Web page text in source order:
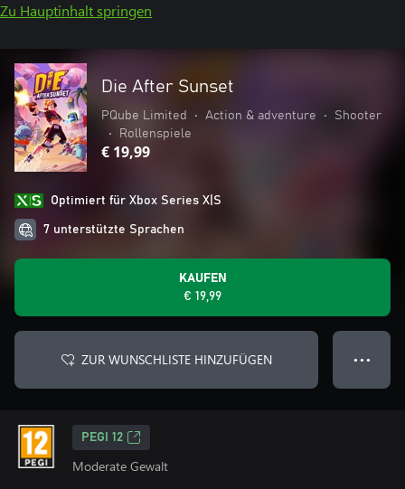
Zu Hauptinhalt springen
Die After Sunset
PQube Limited • Action & adventure •
Shooter
•
Rollenspiele
€ 19,99
Optimiert für Xbox Series X|S
7 unterstützte Sprachen
KAUFEN
€ 19,99
ZUR WUNSCHLISTE HINZUFÜGEN ● ● ●
PEGI 12
Moderate Gewalt